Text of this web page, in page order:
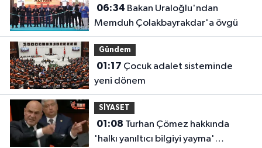
06:34
Memduh Çolakbayrakdar'a övgü
Gündem
01:17
yeni dönem
SİYASET
01:08
'halkı yanıltıcı bilgiyi yayma'